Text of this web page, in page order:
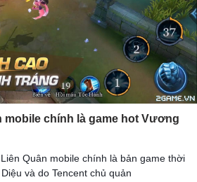
mobile chính là game hot Vương
Quân mobile chính là bản game thời
và do Tencent chủ quản